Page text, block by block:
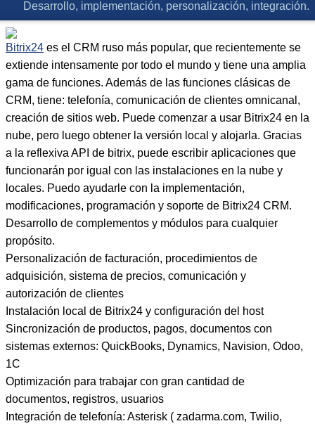
Desarrollo, implementación, personalización, integración.
Bitrix24 es el CRM ruso más popular, que recientemente se
extiende intensamente por todo el mundo y tiene una amplia
gama de funciones. Además de las funciones clásicas de
CRM, tiene: telefonía, comunicación de clientes omnicanal,
creación de sitios web. Puede comenzar a usar Bitrix24 en la
nube, pero luego obtener la versión local y alojarla. Gracias
a la reflexiva API de bitrix, puede escribir aplicaciones que
funcionarán por igual con las instalaciones en la nube y
locales. Puedo ayudarle con la implementación,
modificaciones, programación y soporte de Bitrix24 CRM.
Desarrollo de complementos y módulos para cualquier
propósito.
Personalización de facturación, procedimientos de
adquisición, sistema de precios, comunicación y
autorización de clientes
Instalación local de Bitrix24 y configuración del host
Sincronización de productos, pagos, documentos con
sistemas externos: QuickBooks, Dynamics, Navision, Odoo,
1C
Optimización para trabajar con gran cantidad de
documentos, registros, usuarios
Integración de telefonía: Asterisk ( zadarma.com, Twilio,